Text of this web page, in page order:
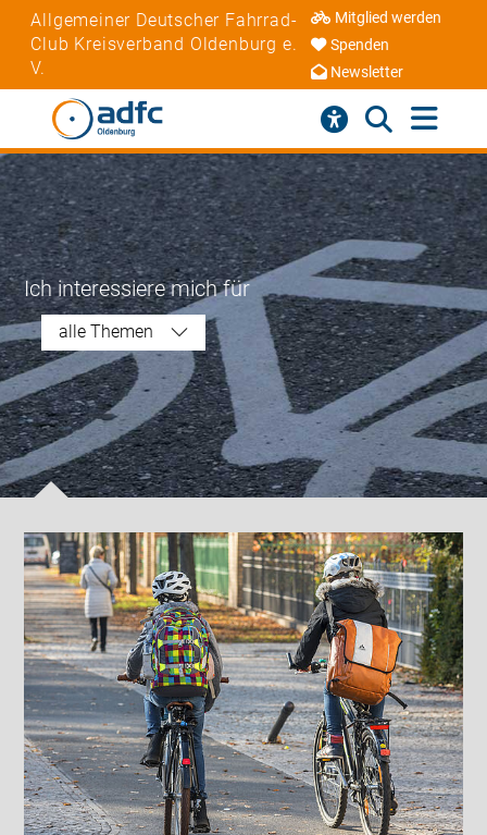
Allgemeiner Deutscher Fahrrad-
Club Kreisverband Oldenburg e.
V.
Mitglied werden
Spenden
Newsletter
Ich interessiere mich für
alle Themen